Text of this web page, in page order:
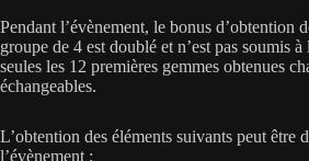
Pendant l’évènement, le bonus d’obtention
groupe de 4 est doublé et n’est pas soumis
seules les 12 premières gemmes obtenues
échangeables.
L’obtention des éléments suivants peut être
l’évènement :